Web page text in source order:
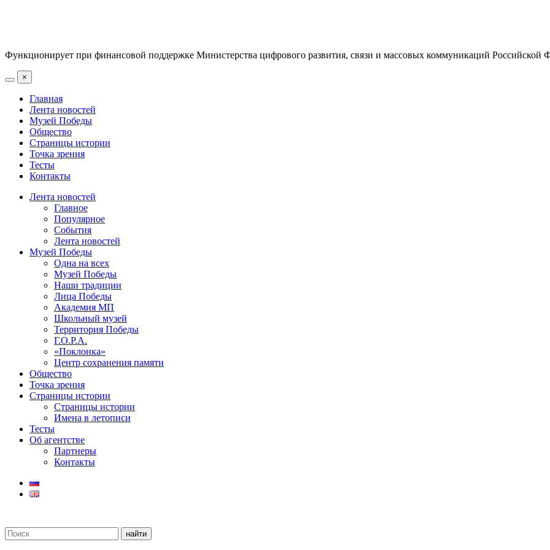
Функционирует при финансовой поддержке Министерства цифрового развития, связи и массовых коммуникаций Российской
×
Главная
Лента новостей
Музей Победы
Общество
Страницы истории
Точка зрения
Тесты
Контакты
Лента новостей
Главное
Популярное
События
Лента новостей
Музей Победы
Одна на всех
Музей Победы
Наши традиции
Лица Победы
Академия МП
Школьный музей
Территория Победы
Г.О.Р.А.
«Поклонка»
Центр сохранения памяти
Общество
Точка зрения
Страницы истории
Страницы истории
Имена в летописи
Тесты
Об агентстве
Партнеры
Контакты